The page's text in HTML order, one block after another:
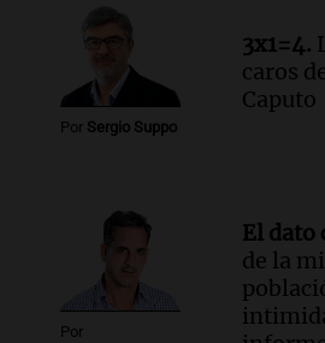
Audio.
Chile planteó
conectividad
con Jujuy
Panorama Federal
Episodios
Por Sergio Suppo
3x1=4.
caros
Caputo
Por
El dato
de la